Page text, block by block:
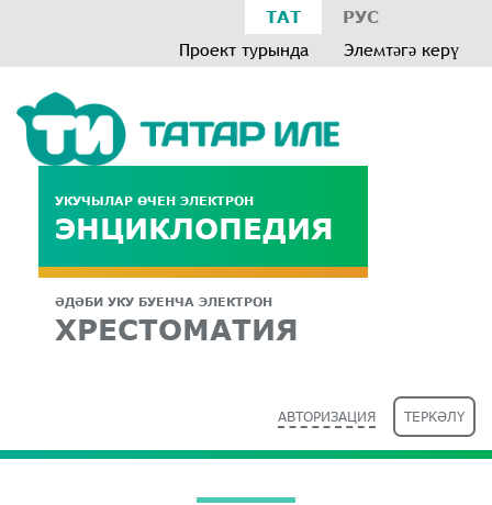
ТАТ РУС
Проект турында Элемтәгә керү
УКУЧЫЛАР ӨЧЕН ЭЛЕКТРОН
ЭНЦИКЛОПЕДИЯ
ӘДӘБИ УКУ БУЕНЧА ЭЛЕКТРОН
ХРЕСТОМАТИЯ
АВТОРИЗАЦИЯ ТЕРКӘЛҮ